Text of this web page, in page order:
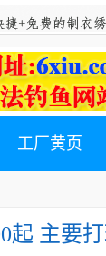
工厂黄页
起 主要